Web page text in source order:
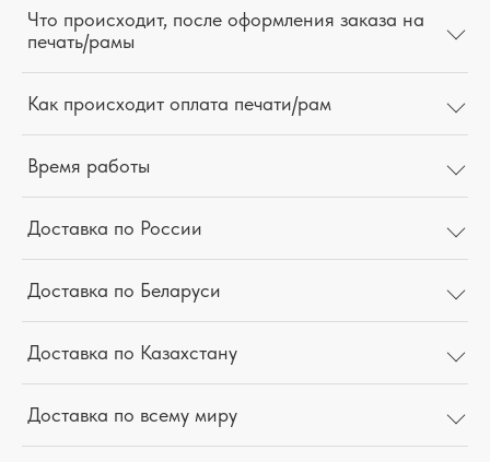
Что происходит, после оформления заказа на
печать/рамы
Как происходит оплата печати/рам
Время работы
Доставка по России
Доставка по Беларуси
Доставка по Казахстану
Доставка по всему миру